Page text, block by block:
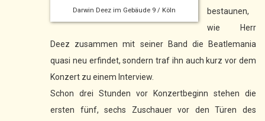
Darwin Deez im Gebäude 9 / Köln
bestaunen,
wie Herr
Deez zusammen mit seiner Band die Beatlemania
quasi neu erfindet, sondern traf ihn auch kurz vor dem
Konzert zu einem Interview.
Schon drei Stunden vor Konzertbeginn stehen die
ersten fünf, sechs Zuschauer vor den Türen des